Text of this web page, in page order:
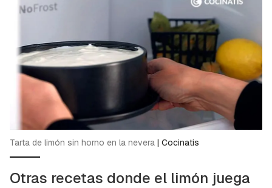
Tarta de limón sin horno en la nevera | Cocinatis
Otras recetas donde el limón juega